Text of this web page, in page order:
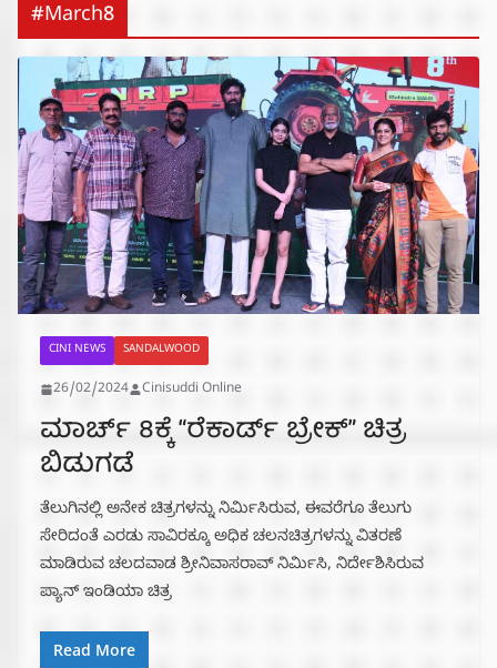
#March8
CINI NEWS SANDALWOOD
26/02/2024 Cinisuddi Online
ಮಾರ್ಚ್ 8ಕ್ಕೆ “ರೆಕಾರ್ಡ್ ಬ್ರೇಕ್” ಚಿತ್ರ
ಬಿಡುಗಡೆ
ತೆಲುಗಿನಲ್ಲಿ ಅನೇಕ ಚಿತ್ರಗಳನ್ನು ನಿರ್ಮಿಸಿರುವ, ಈವರೆಗೂ ತೆಲುಗು
ಸೇರಿದಂತೆ ಎರಡು ಸಾವಿರಕ್ಕೂ ಅಧಿಕ ಚಲನಚಿತ್ರಗಳನ್ನು ವಿತರಣೆ
ಮಾಡಿರುವ ಚಲದವಾಡ ಶ್ರೀನಿವಾಸರಾವ್ ನಿರ್ಮಿಸಿ, ನಿರ್ದೇಶಿಸಿರುವ
ಪ್ಯಾನ್ ಇಂಡಿಯಾ ಚಿತ್ರ
Read More